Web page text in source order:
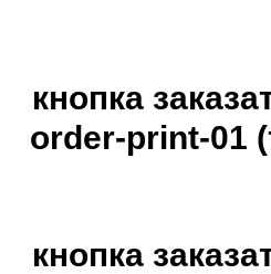
кнопка
order-print-01
кнопка